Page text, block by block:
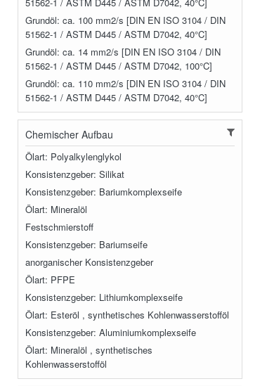
Grundöl: ca. 100 mm2/s [DIN EN ISO 3104 / DIN
51562-1 / ASTM D445 / ASTM D7042, 40°C]
Grundöl: ca. 14 mm2/s [DIN EN ISO 3104 / DIN
51562-1 / ASTM D445 / ASTM D7042, 100°C]
Grundöl: ca. 110 mm2/s [DIN EN ISO 3104 / DIN
51562-1 / ASTM D445 / ASTM D7042, 40°C]
Chemischer Aufbau
Ölart: Polyalkylenglykol
Konsistenzgeber: Silikat
Konsistenzgeber: Bariumkomplexseife
Ölart: Mineralöl
Festschmierstoff
Konsistenzgeber: Bariumseife
anorganischer Konsistenzgeber
Ölart: PFPE
Konsistenzgeber: Lithiumkomplexseife
Ölart: Esteröl , synthetisches Kohlenwasserstofföl
Konsistenzgeber: Aluminiumkomplexseife
Ölart: Mineralöl , synthetisches
Kohlenwasserstofföl